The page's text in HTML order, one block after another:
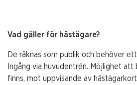
Vad gäller för hästägare?
De räknas som publik och behöver
Ingång via huvudentrén. Möjlighet att
finns, mot uppvisande av